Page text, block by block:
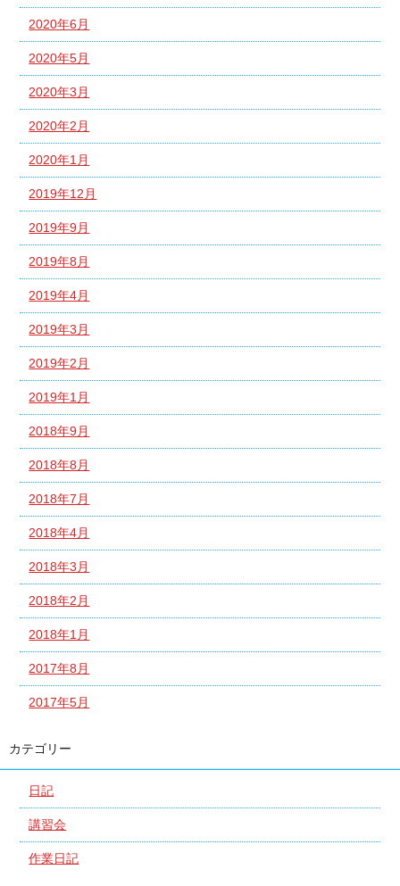
2020年6月
2020年5月
2020年3月
2020年2月
2020年1月
2019年12月
2019年9月
2019年8月
2019年4月
2019年3月
2019年2月
2019年1月
2018年9月
2018年8月
2018年7月
2018年4月
2018年3月
2018年2月
2018年1月
2017年8月
2017年5月
カテゴリー
日記
講習会
作業日記